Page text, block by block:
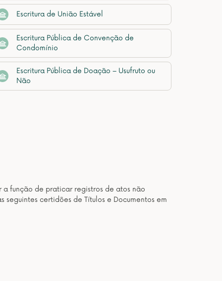
Escritura de União Estável
Escritura Pública de Convenção de
Condomínio
Escritura Pública de Doação – Usufruto ou
Não
a função de praticar registros de atos não
certidões de Títulos e Documentos em